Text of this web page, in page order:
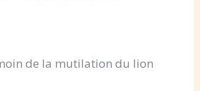
de la mutilation du lion